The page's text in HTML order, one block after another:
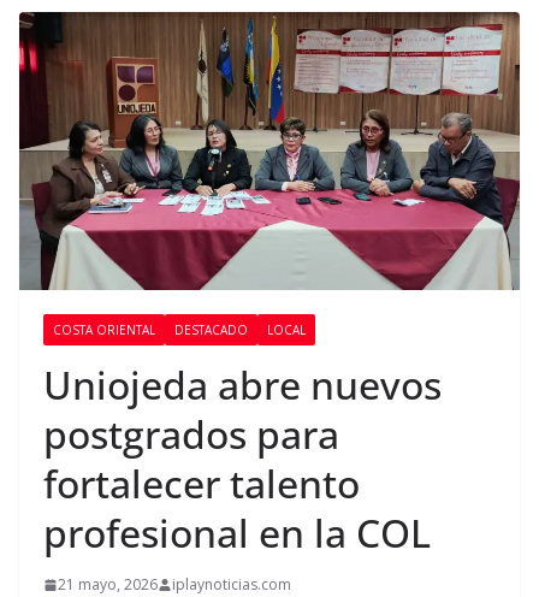
COSTA ORIENTAL DESTACADO LOCAL
Uniojeda abre nuevos
postgrados para
fortalecer talento
profesional en la COL
21 mayo, 2026 iplaynoticias.com